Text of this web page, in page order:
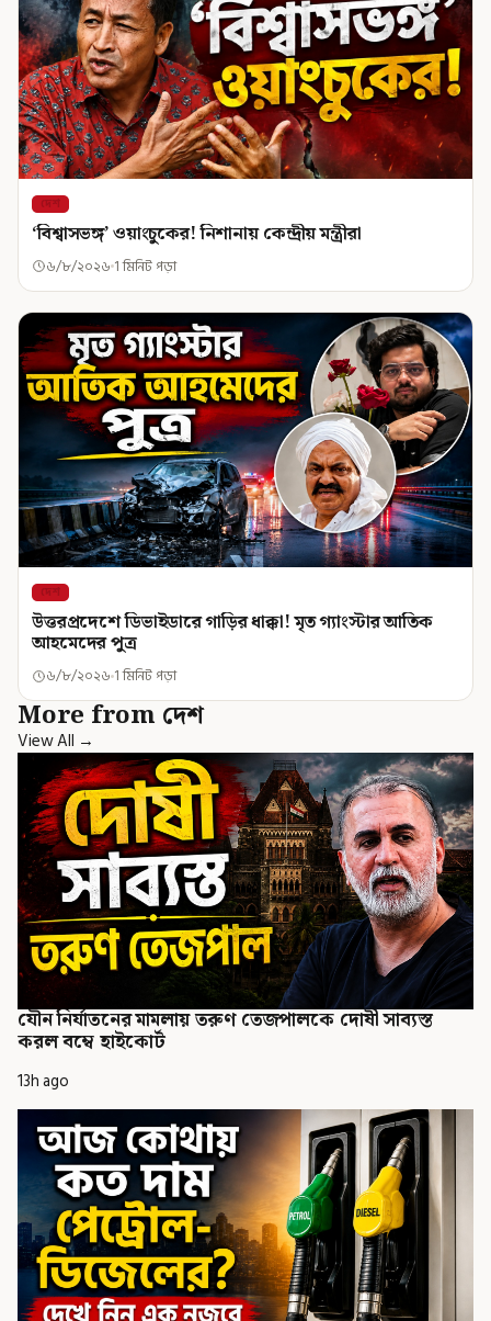
দেশ
‘বিশ্বাসভঙ্গ’ ওয়াংচুকের! নিশানায় কেন্দ্রীয় মন্ত্রীরা
৬/৮/২০২৬ 1 মিনিট পড়া
দেশ
উত্তরপ্রদেশে ডিভাইডারে গাড়ির ধাক্কা! মৃত গ্যাংস্টার আতিক
আহমেদের পুত্র
৬/৮/২০২৬ 1 মিনিট পড়া
More from দেশ
View All →
যৌন নির্যাতনের মামলায় তরুণ তেজপালকে দোষী সাব্যস্ত
করল বম্বে হাইকোর্ট
13h ago